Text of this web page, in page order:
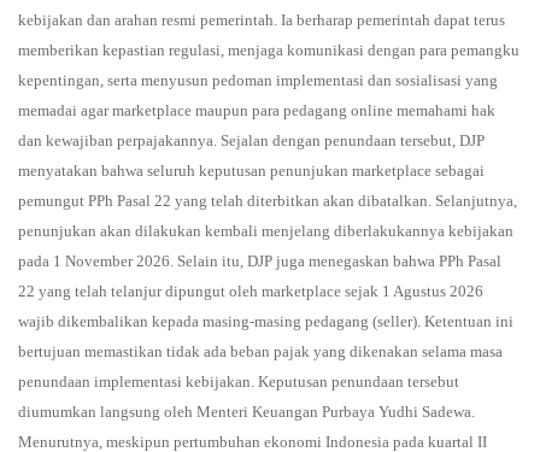
kebijakan dan arahan resmi pemerintah. Ia berharap pemerintah dapat terus
memberikan kepastian regulasi, menjaga komunikasi dengan para pemangku
kepentingan, serta menyusun pedoman implementasi dan sosialisasi yang
memadai agar marketplace maupun para pedagang online memahami hak
dan kewajiban perpajakannya. Sejalan dengan penundaan tersebut, DJP
menyatakan bahwa seluruh keputusan penunjukan marketplace sebagai
pemungut PPh Pasal 22 yang telah diterbitkan akan dibatalkan. Selanjutnya,
penunjukan akan dilakukan kembali menjelang diberlakukannya kebijakan
pada 1 November 2026. Selain itu, DJP juga menegaskan bahwa PPh Pasal
22 yang telah telanjur dipungut oleh marketplace sejak 1 Agustus 2026
wajib dikembalikan kepada masing-masing pedagang (seller). Ketentuan ini
bertujuan memastikan tidak ada beban pajak yang dikenakan selama masa
penundaan implementasi kebijakan. Keputusan penundaan tersebut
diumumkan langsung oleh Menteri Keuangan Purbaya Yudhi Sadewa.
Menurutnya, meskipun pertumbuhan ekonomi Indonesia pada kuartal II